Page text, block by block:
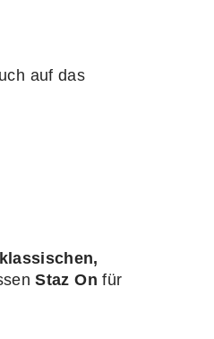
auf das
klassischen,
Staz Onfür